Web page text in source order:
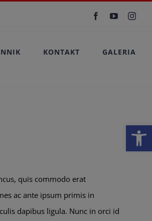
FacebookYouTube
KONTAKT GALERIA
quis commodo erat
ac ante ipsum primis in
dapibus ligula. Nunc in orci id